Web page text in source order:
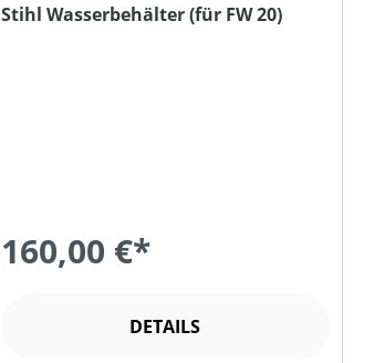
Stihl Wasserbehälter (für FW 20)
160,00 €*
DETAILS